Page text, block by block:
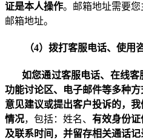
证是本人操作。邮箱地址需要
邮箱地址。
（4）拨打客服电话、使用
如您通过客服电话、在线客
功能讨论区、电子邮件等多种
意见建议或提出客户投诉的，
情况，包括：姓名、 有效身份
及联系时间，并留存相关通话记